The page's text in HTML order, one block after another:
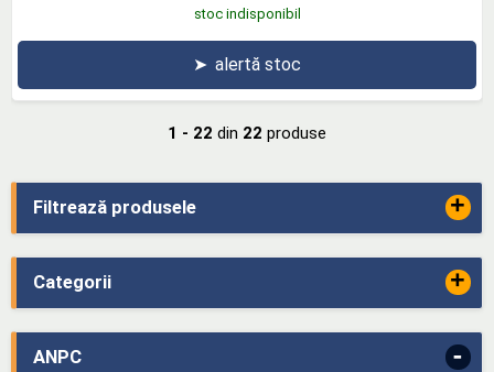
Filtrează produsele +
Categorii +
ANPC -
stoc indisponibil
➤ alertă stoc
1 - 22 din 22 produse